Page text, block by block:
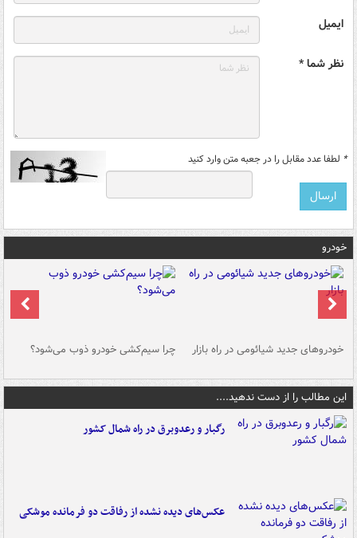
ایمیل
نظر شما *
* لطفا عدد مقابل را در جعبه متن وارد کنید
خودرو
خودروهای جدید شیائومی در راه بازار چرا سیم‌کشی خودرو ذوب می‌شود؟
این مطالب را از دست ندهید....
رگبار و رعدوبرق در راه شمال کشور
عکس‌های دیده نشده از رفاقت دو فرمانده‌ موشکی